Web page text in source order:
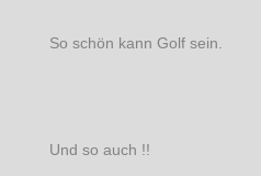
So schön kann Golf sein.
Und so auch !!